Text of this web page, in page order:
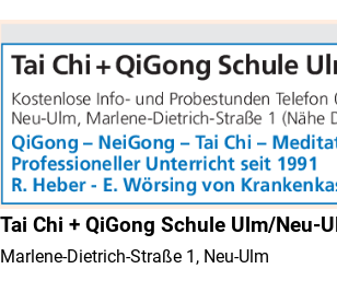
Tai Chi + QiGong Schule Ulm/Neu-
Marlene-Dietrich-Straße 1, Neu-Ulm